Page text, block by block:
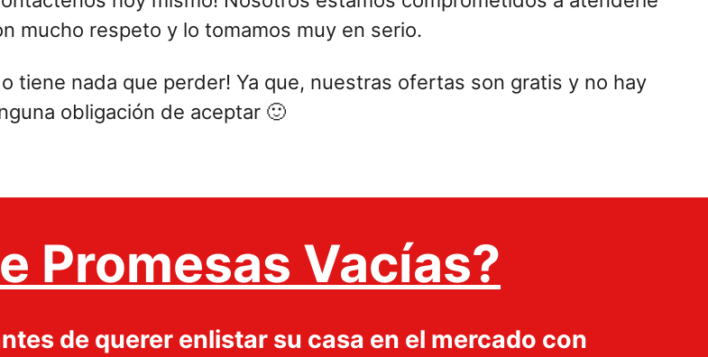
mucho respeto y lo tomamos muy en serio.
tiene nada que perder! Ya que, nuestras ofertas son gratis y no hay
obligación de aceptar 🙂
Promesas Vacías?
de querer enlistar su casa en el mercado con